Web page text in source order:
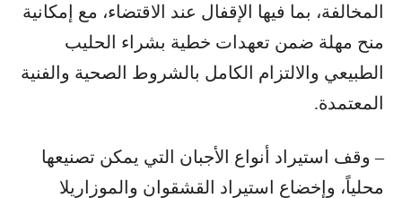
المخالفة، بما فيها الإقفال عند الاقتضاء، مع إمكانية
منح مهلة ضمن تعهدات خطية بشراء الحليب
الطبيعي والالتزام الكامل بالشروط الصحية والفنية
المعتمدة.
– وقف استيراد أنواع الأجبان التي يمكن تصنيعها
محلياً، وإخضاع استيراد القشقوان والموزاريلا